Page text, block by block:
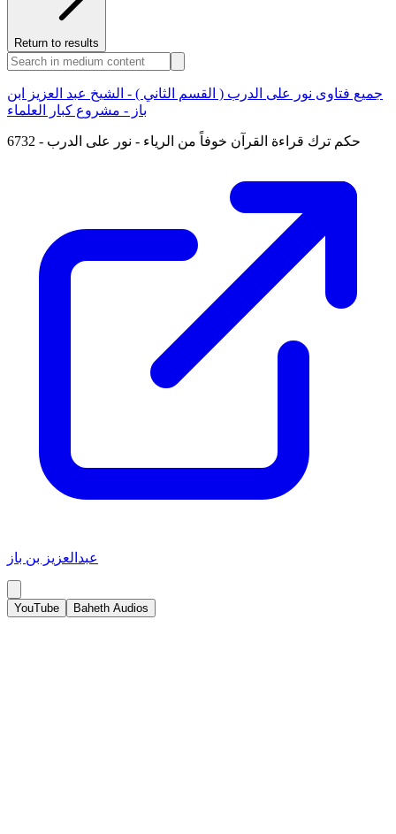
Return to results
جميع فتاوى نور على الدرب ( القسم الثاني ) - الشيخ عبد العزيز ابن
باز - مشروع كبار العلماء
6732 - حكم ترك قراءة القرآن خوفاً من الرياء - نور على الدرب
عبدالعزيز بن باز
YouTube Baheth Audios